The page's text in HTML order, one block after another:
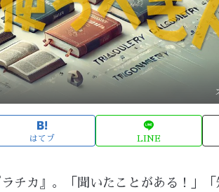
はてブ LINE
チカ』。「聞いたことがある！」